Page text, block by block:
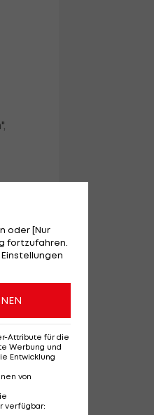
oder [Nur
fortzufahren.
Attribute für die
Werbung und
Entwicklung
von
verfügbar: